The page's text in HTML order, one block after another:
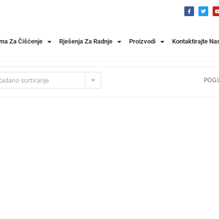
Za Čišćenje Rješenja Za Radnje Proizvodi Kontaktirajte
sortiranje